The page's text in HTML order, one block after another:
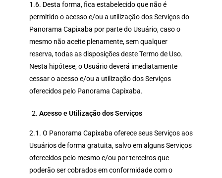
1.6. Desta forma, fica estabelecido que não é
permitido o acesso e/ou a utilização dos Serviços do
Panorama Capixaba por parte do Usuário, caso o
mesmo não aceite plenamente, sem qualquer
reserva, todas as disposições deste Termo de Uso.
Nesta hipótese, o Usuário deverá imediatamente
cessar o acesso e/ou a utilização dos Serviços
oferecidos pelo Panorama Capixaba.
Acesso e Utilização dos Serviços
2.1. O Panorama Capixaba oferece seus Serviços aos
Usuários de forma gratuita, salvo em alguns Serviços
oferecidos pelo mesmo e/ou por terceiros que
poderão ser cobrados em conformidade com o